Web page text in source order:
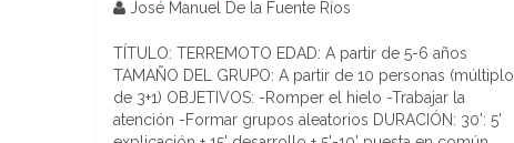
José Manuel De la Fuente Ríos
TÍTULO: TERREMOTO EDAD: A partir de 5-6 años
TAMAÑO DEL GRUPO: A partir de 10 personas (múltiplo
de 3+1) OBJETIVOS: -Romper el hielo -Trabajar la
atención -Formar grupos aleatorios DURACIÓN: 30': 5'